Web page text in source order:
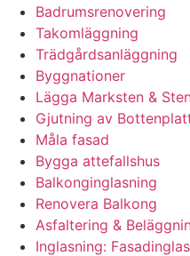
Badrumsrenovering
Takomläggning
Trädgårdsanläggning
Byggnationer
Lägga Marksten &
Gjutning av
Måla fasad
Bygga attefallshus
Balkonginglasning
Renovera Balkong
Asfaltering &
Inglasning: